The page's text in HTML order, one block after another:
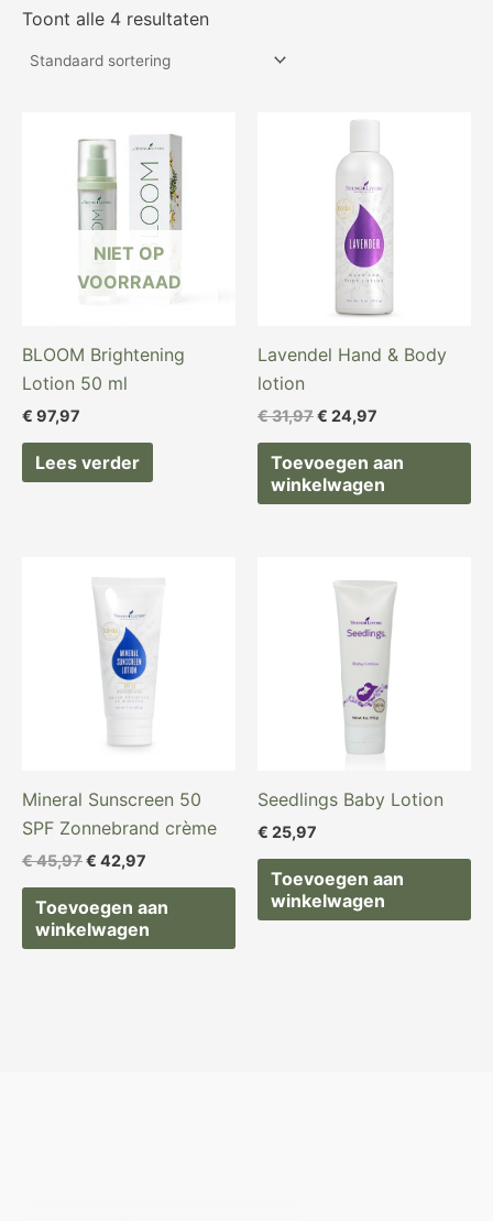
Toont alle 4 resultaten
NIET OP
VOORRAAD
BLOOM Brightening
Lotion 50 ml
€ 97,97
Lees verder
Lavendel Hand & Body
lotion
€31,97
Oorspronkelijke
was:
€ 31,97.
€ 24,97
Huidige
is:
Toevoegen aan
winkelwagen
Mineral Sunscreen 50
SPF Zonnebrand crème
€45,97
was:
€ 45,97.
€ 42,97
Toevoegen aan
winkelwagen
Seedlings Baby Lotion
€ 25,97
Toevoegen aan
winkelwagen